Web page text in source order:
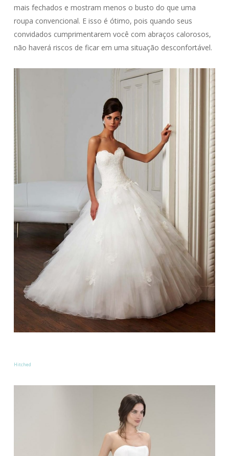
mais fechados e mostram menos o busto do que uma
roupa convencional. E isso é ótimo, pois quando seus
convidados cumprimentarem você com abraços calorosos,
não haverá riscos de ficar em uma situação desconfortável.
Hitched